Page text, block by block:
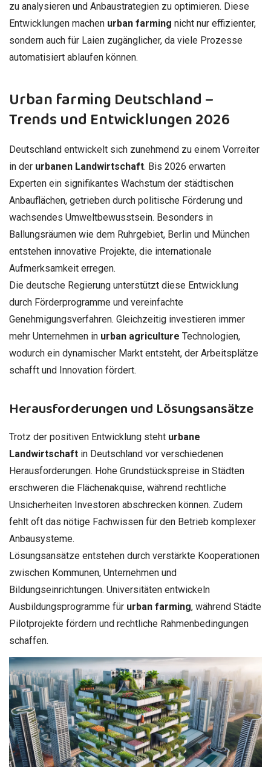
zu analysieren und Anbaustrategien zu optimieren. Diese
Entwicklungen machen urban farming nicht nur effizienter,
sondern auch für Laien zugänglicher, da viele Prozesse
automatisiert ablaufen können.
Urban farming Deutschland –
Trends und Entwicklungen 2026
Deutschland entwickelt sich zunehmend zu einem Vorreiter
in der urbanen Landwirtschaft. Bis 2026 erwarten
Experten ein signifikantes Wachstum der städtischen
Anbauflächen, getrieben durch politische Förderung und
wachsendes Umweltbewusstsein. Besonders in
Ballungsräumen wie dem Ruhrgebiet, Berlin und München
entstehen innovative Projekte, die internationale
Aufmerksamkeit erregen.
Die deutsche Regierung unterstützt diese Entwicklung
durch Förderprogramme und vereinfachte
Genehmigungsverfahren. Gleichzeitig investieren immer
mehr Unternehmen in urban agriculture Technologien,
wodurch ein dynamischer Markt entsteht, der Arbeitsplätze
schafft und Innovation fördert.
Herausforderungen und Lösungsansätze
Trotz der positiven Entwicklung steht urbane
Landwirtschaft in Deutschland vor verschiedenen
Herausforderungen. Hohe Grundstückspreise in Städten
erschweren die Flächenakquise, während rechtliche
Unsicherheiten Investoren abschrecken können. Zudem
fehlt oft das nötige Fachwissen für den Betrieb komplexer
Anbausysteme.
Lösungsansätze entstehen durch verstärkte Kooperationen
zwischen Kommunen, Unternehmen und
Bildungseinrichtungen. Universitäten entwickeln
Ausbildungsprogramme für urban farming, während Städte
Pilotprojekte fördern und rechtliche Rahmenbedingungen
schaffen.